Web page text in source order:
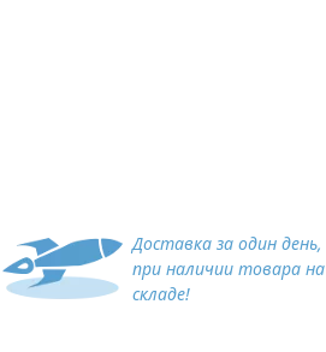
Доставка за один день,
при наличии товара на
складе!